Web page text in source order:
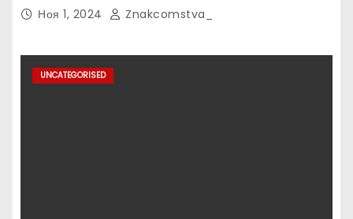
Ноя 1, 2024 Znakcomstva_
UNCATEGORISED